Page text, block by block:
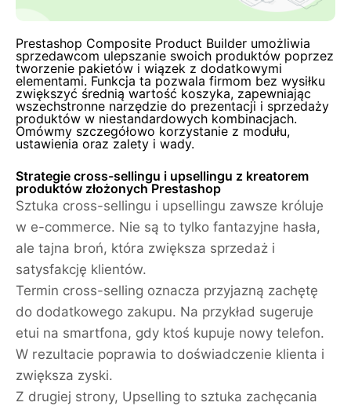
Prestashop Composite Product Builder umożliwia
sprzedawcom ulepszanie swoich produktów poprzez
tworzenie pakietów i wiązek z dodatkowymi
elementami. Funkcja ta pozwala firmom bez wysiłku
zwiększyć średnią wartość koszyka, zapewniając
wszechstronne narzędzie do prezentacji i sprzedaży
produktów w niestandardowych kombinacjach.
Omówmy szczegółowo korzystanie z modułu,
ustawienia oraz zalety i wady.
Strategie cross-sellingu i upsellingu z kreatorem
produktów złożonych Prestashop
Sztuka cross-sellingu i upsellingu zawsze króluje
w e-commerce. Nie są to tylko fantazyjne hasła,
ale tajna broń, która zwiększa sprzedaż i
satysfakcję klientów.
Termin cross-selling oznacza przyjazną zachętę
do dodatkowego zakupu. Na przykład sugeruje
etui na smartfona, gdy ktoś kupuje nowy telefon.
W rezultacie poprawia to doświadczenie klienta i
zwiększa zyski.
Z drugiej strony, Upselling to sztuka zachęcania